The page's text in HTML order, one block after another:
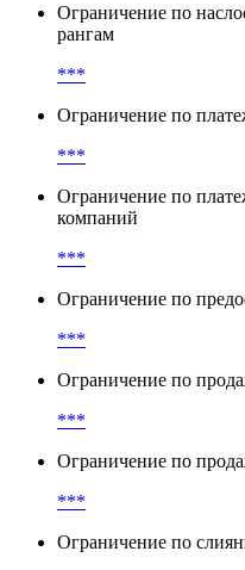
Ограничение по
рангам
***
Ограничение по
***
Ограничение по
компаний
***
Ограничение по
***
Ограничение по
***
Ограничение по
***
Ограничение по